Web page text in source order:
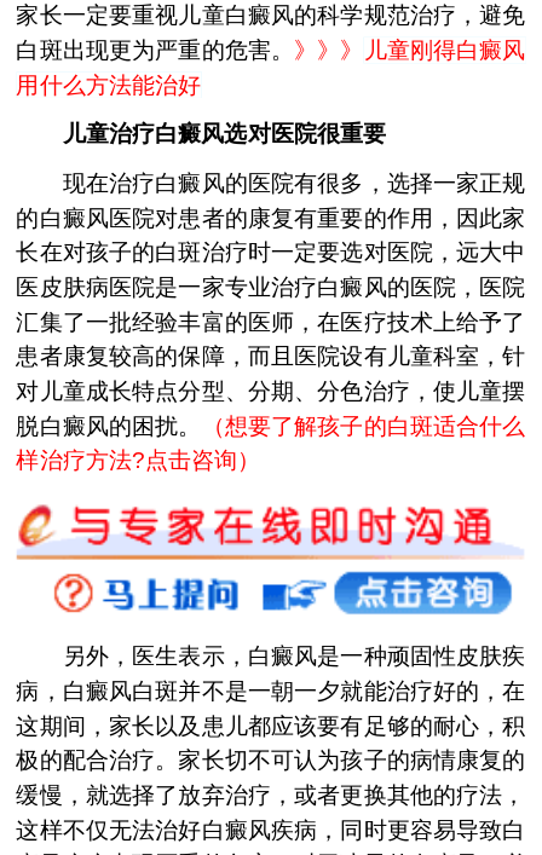
家长一定要重视儿童白癜风的科学规范治疗，避免
白斑出现更为严重的危害。 》》》
儿童刚得白癜风
用什么方法能治好
儿童治疗白癜风选对医院很重要
现在治疗白癜风的医院有很多，选择一家正规
的白癜风医院对患者的康复有重要的作用，因此家
长在对孩子的白斑治疗时一定要选对医院，远大中
医皮肤病医院是一家专业治疗白癜风的医院，医院
汇集了一批经验丰富的医师，在医疗技术上给予了
患者康复较高的保障，而且医院设有儿童科室，针
对儿童成长特点分型、分期、分色治疗，使儿童摆
脱白癜风的困扰。
（想要了解孩子的白斑适合什么
样治疗方法?点击咨询）
另外，医生表示，白癜风是一种顽固性皮肤疾
病，白癜风白斑并不是一朝一夕就能治疗好的，在
这期间，家长以及患儿都应该要有足够的耐心，积
极的配合治疗。家长切不可认为孩子的病情康复的
缓慢，就选择了放弃治疗，或者更换其他的疗法，
这样不仅无法治好白癜风疾病，同时更容易导致白